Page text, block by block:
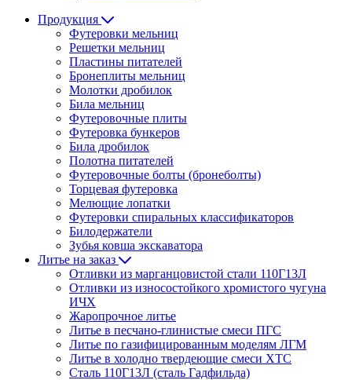
Продукция
Футеровки мельниц
Решетки мельниц
Пластины питателей
Бронеплиты мельниц
Молотки дробилок
Била мельниц
Футеровочные плиты
Футеровка бункеров
Била дробилок
Полотна питателей
Футеровочные болты (бронеболты)
Торцевая футеровка
Мелющие лопатки
Футеровки спиральных классификаторов
Билодержатели
Зубья ковша экскаватора
Литье на заказ
Отливки из марганцовистой стали 110Г13Л
Отливки из износостойкого хромистого чугуна
ИЧХ
Жаропрочное литье
Литье в песчано-глинистые смеси ПГС
Литье по газифицированным моделям ЛГМ
Литье в холодно твердеющие смеси ХТС
Сталь 110Г13Л (сталь Гадфильда)